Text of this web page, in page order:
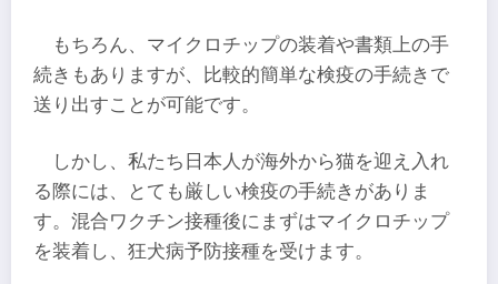
もちろん、マイクロチップの装着や書類上の手
続きもありますが、比較的簡単な検疫の手続きで
送り出すことが可能です。
しかし、私たち日本人が海外から猫を迎え入れ
る際には、とても厳しい検疫の手続きがありま
す。混合ワクチン接種後にまずはマイクロチップ
を装着し、狂犬病予防接種を受けます。